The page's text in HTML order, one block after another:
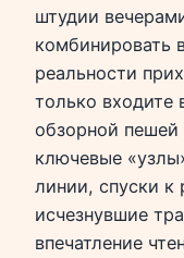
штудии
комбинировать
реальности
только входите
обзорной пешей
ключевые
линии, спуски к
исчезнувшие
впечатление